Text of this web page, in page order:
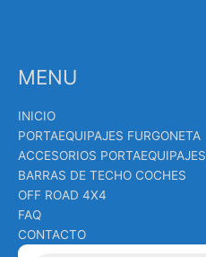
MENU
INICIO
PORTAEQUIPAJES FURGONETA
ACCESORIOS PORTAEQUIPAJES
BARRAS DE TECHO COCHES
OFF ROAD 4X4
FAQ
CONTACTO
Búsqueda